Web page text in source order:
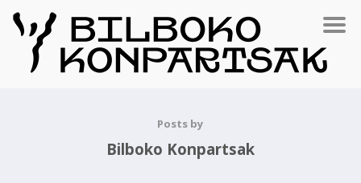
Posts by
Bilboko Konpartsak